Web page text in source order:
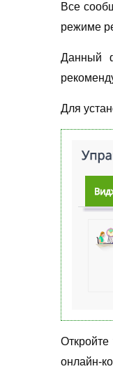
Все
режиме
Данный
Для
Откройте
онлайн-